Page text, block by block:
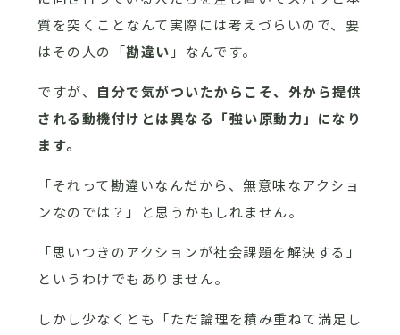
質を突くことなんて実際には考えづらいので、要
はその人の「勘違い 」なんです。
ですが、 自分で気がついたからこそ、外から提供
される動機付けとは異なる「強い原動力」になり
ます。
「それって勘違いなんだから、無意味なアクショ
ンなのでは？」と思うかもしれません。
「思いつきのアクションが社会課題を解決する」
というわけでもありません。
しかし少なくとも「ただ論理を積み重ねて満足し